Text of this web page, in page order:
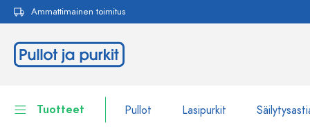
Siirry päänavigointiin
Ammattimainen toimitus
Tuotteet Pullot Lasipurkit